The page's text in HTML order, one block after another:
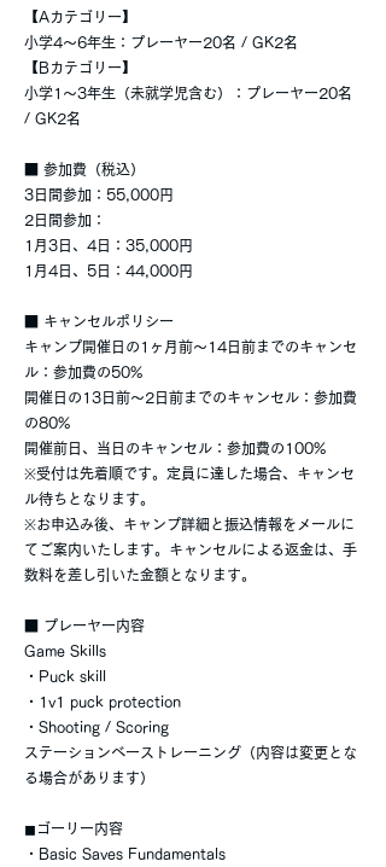
【Aカテゴリー】
小学4〜6年生：プレーヤー20名 / GK2名
【Bカテゴリー】
小学1〜3年生（未就学児含む）：プレーヤー20名
/ GK2名
■ 参加費（税込）
3日間参加：55,000円
2日間参加：
1月3日、4日：35,000円
1月4日、5日：44,000円
■ キャンセルポリシー
キャンプ開催日の1ヶ月前〜14日前までのキャンセ
ル：参加費の50%
開催日の13日前〜2日前までのキャンセル：参加費
の80%
開催前日、当日のキャンセル：参加費の100%
※受付は先着順です。定員に達した場合、キャンセ
ル待ちとなります。
※お申込み後、キャンプ詳細と振込情報をメールに
てご案内いたします。キャンセルによる返金は、手
数料を差し引いた金額となります。
■ プレーヤー内容
Game Skills
・Puck skill
・1v1 puck protection
・Shooting / Scoring
ステーションベーストレーニング（内容は変更とな
る場合があります）
◼︎ゴーリー内容
・Basic Saves Fundamentals